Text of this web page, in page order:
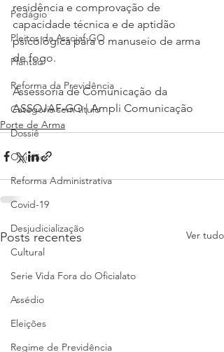
Pedágio
Pleitos da Assojaf-GO
Plantão
Reforma da Previdência
Categoria sem título
Dossiê
Opinião
Reforma Administrativa
Covid-19
Desjudicialização
Cultural
Serie Vida Fora do Oficialato
Assédio
Eleições
Regime de Previdência
residência e comprovação de
capacidade técnica e de aptidão
psicológica para o manuseio de arma
de fogo.
Assessoria de Comunicação da
ASSOJAF-GO | Ampli Comunicação
Porte de Arma
Posts recentes Ver tudo